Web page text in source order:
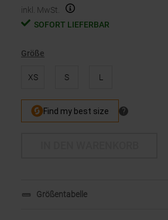
inkl. MwSt.
SOFORT LIEFERBAR
Größe
XS S L
Größentabelle